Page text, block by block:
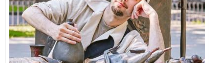
Сьмяротнае пакараньне
Экалёгія
Правы працоўных